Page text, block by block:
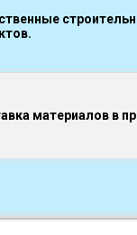
материалов в